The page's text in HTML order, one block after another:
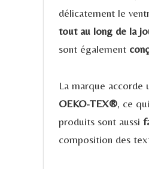
délicatement le
tout au long de la
sont également
La marque accorde
OEKO-TEX®, ce
produits sont aussi
composition des